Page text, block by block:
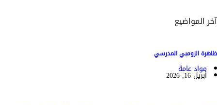
آخر المواضيع
ظاهرة الزومبي المدرسي
مواد عامة
أبريل 16, 2026